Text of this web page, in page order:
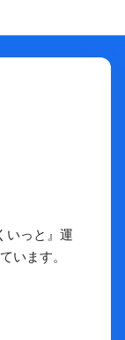
いっと』運
います。